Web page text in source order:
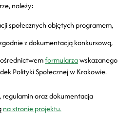
należy:
społecznych objętych programem,
z dokumentacją konkursową,
formularzawskazanego
Polityki Społecznej w Krakowie.
regulamin oraz dokumentacja
na stronie projektu.